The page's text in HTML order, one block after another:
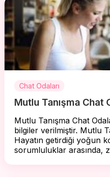
Chat Odaları
Mutlu Tanışma Chat
Mutlu Tanışma Chat
bilgiler verilmiştir. Mutlu
Hayatın getirdiği yoğun
sorumluluklar arasında,